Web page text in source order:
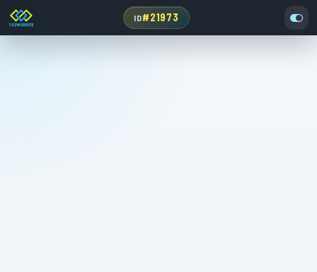
ID#21973